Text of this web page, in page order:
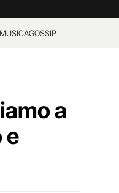
MUSICAGOSSIP
a
e